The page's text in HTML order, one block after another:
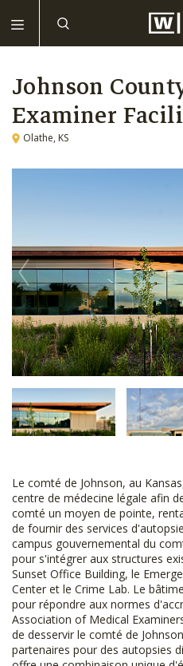
Johnson
Examiner
Olathe, KS
Le comté de Johnson, au
centre de médecine légale afin
comté un moyen de pointe,
de fournir des services
campus gouvernemental du
pour s'intégrer aux structures
Sunset Office Building, le
Center et le Crime Lab. Le
pour répondre aux normes
Association of Medical
de desservir le comté de
partenaires pour des autopsies